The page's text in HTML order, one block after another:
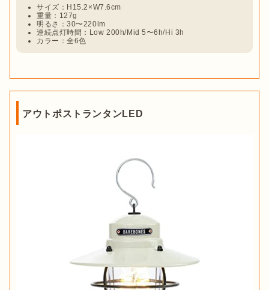
サイズ：H15.2×W7.6cm
重量：127g
明るさ：30〜220lm
連続点灯時間：Low 200h/Mid 5〜6h/Hi 3h
カラー：全6色
アウトポストランタンLED